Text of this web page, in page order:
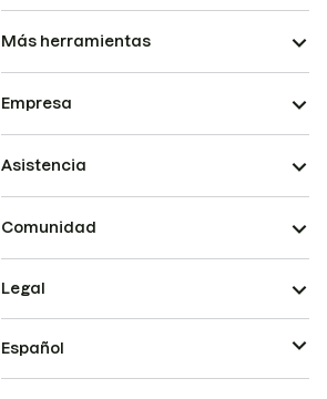
Más herramientas
Empresa
Asistencia
Comunidad
Legal
Español